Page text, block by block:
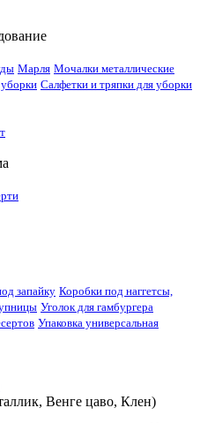
Марля Мочалки металлические
Салфетки и тряпки для уборки
запайку Коробки под наггетсы,
Уголок для гамбургера
Упаковка универсальная
Венге цаво, Клен)